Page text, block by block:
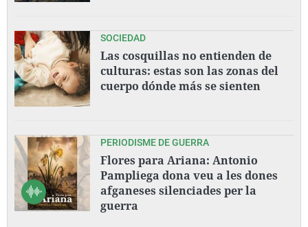
SOCIEDAD
Las cosquillas no entienden de
culturas: estas son las zonas del
cuerpo dónde más se sienten
PERIODISME DE GUERRA
Flores para Ariana: Antonio
Pampliega dona veu a les dones
afganeses silenciades per la
guerra